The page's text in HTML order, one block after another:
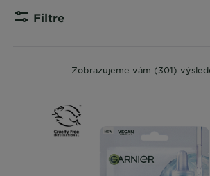
Filtre
Zobrazujeme vám (301)